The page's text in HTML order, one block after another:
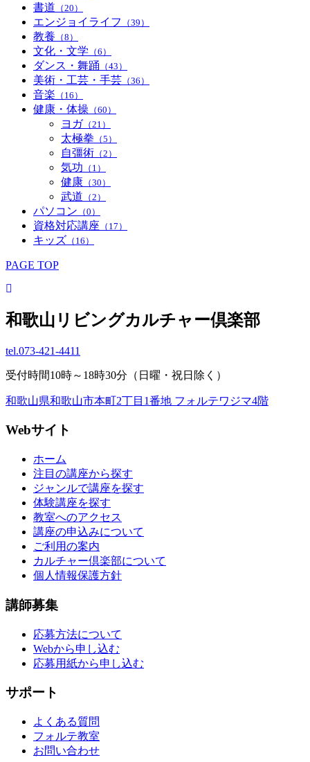
書道 （20）
エンジョイライフ （39）
教養 （8）
文化・文学 （6）
ダンス・舞踊 （43）
美術・工芸・手芸 （36）
音楽 （16）
健康・体操 （60）
ヨガ （21）
太極拳 （5）
自彊術 （2）
気功 （1）
健康 （30）
武道 （2）
パソコン （0）
資格対応講座 （17）
キッズ （16）
PAGE TOP
和歌山リビングカルチャー倶楽部
tel.073-421-4411
受付時間10時～18時30分（日曜・祝日除く）
和歌山県和歌山市本町2丁目1番地 フォルテワジマ4階
Webサイト
ホーム
注目の講座から探す
ジャンルで講座を探す
体験講座を探す
教室へのアクセス
講座の申込みについて
ご利用の案内
カルチャー倶楽部について
個人情報保護方針
講師募集
応募方法について
Webから申し込む
応募用紙から申し込む
サポート
よくある質問
フォルテ教室
お問い合わせ